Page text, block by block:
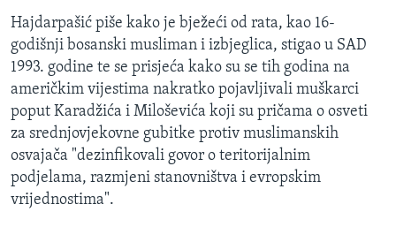
Hajdarpašić piše kako je bježeći od rata, kao 16-
godišnji bosanski musliman i izbjeglica, stigao u SAD
1993. godine te se prisjeća kako su se tih godina na
američkim vijestima nakratko pojavljivali muškarci
poput Karadžića i Miloševića koji su pričama o osveti
za srednjovjekovne gubitke protiv muslimanskih
osvajača "dezinfikovali govor o teritorijalnim
podjelama, razmjeni stanovništva i evropskim
vrijednostima".